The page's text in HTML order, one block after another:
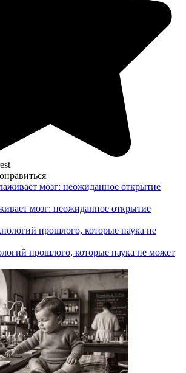
мозг: неожиданное открытие
прошлого, которые наука не может